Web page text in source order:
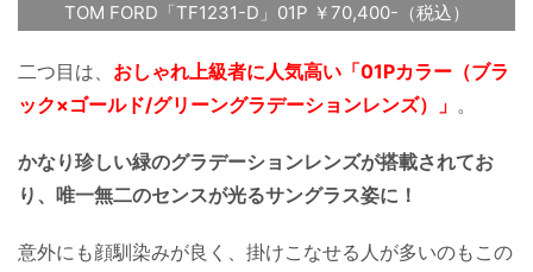
TOM FORD「TF1231-D」01P ￥70,400-（税込）
二つ目は、 おしゃれ上級者に人気高い「01Pカラー（ブラ
ック×ゴールド/グリーングラデーションレンズ）」 。
かなり珍しい緑のグラデーションレンズが搭載されてお
り、唯一無二のセンスが光るサングラス姿に！
意外にも顔馴染みが良く、掛けこなせる人が多いのもこの